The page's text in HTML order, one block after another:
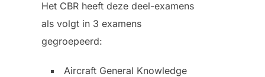
Het CBR heeft deze deel-examens
als volgt in 3 examens
gegroepeerd:
Aircraft General Knowledge